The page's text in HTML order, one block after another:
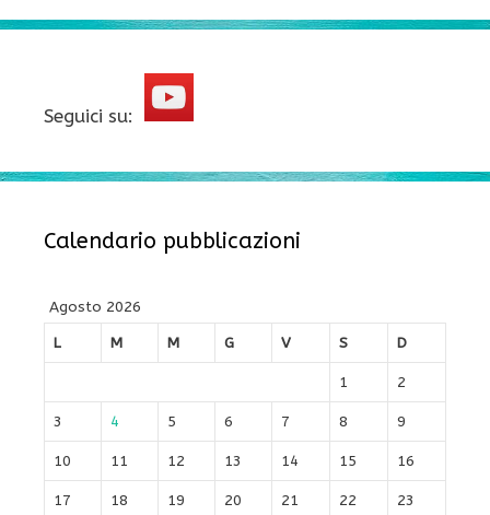
Seguici su:
Calendario pubblicazioni
Agosto 2026
L
M M G V S D
1 2
3 4 5 6 7 8 9
10 11 12 13 14 15 16
17 18 19 20 21 22 23